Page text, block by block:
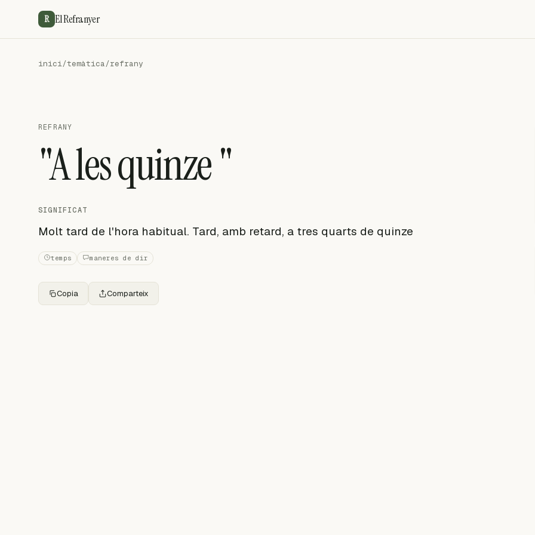
R El Refranyer
inici/temàtica/refrany
REFRANY
"A les quinze "
SIGNIFICAT
Molt tard de l'hora habitual. Tard, amb retard, a tres quarts de quinze
temps maneres de dir
Copia Comparteix